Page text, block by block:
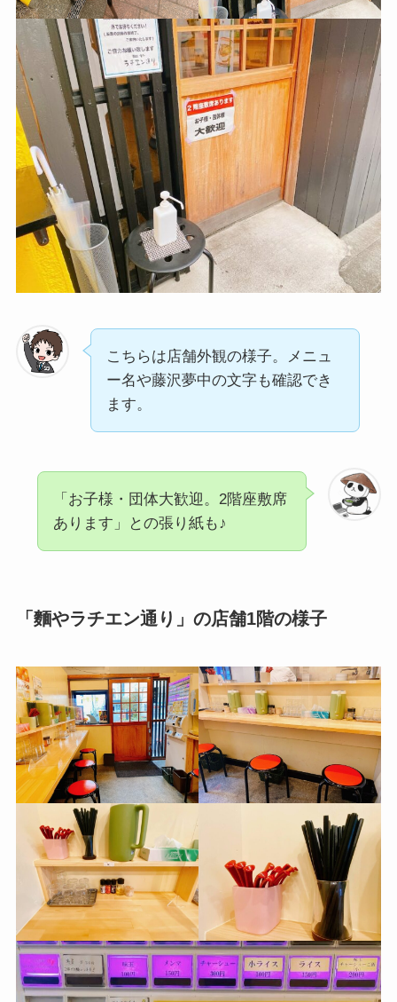
こちらは店舗外観の様子。メニュ
ー名や藤沢夢中の文字も確認でき
ます。
「お子様・団体大歓迎。2階座敷席
あります」との張り紙も♪
「麵やラチエン通り」の店舗1階の様子